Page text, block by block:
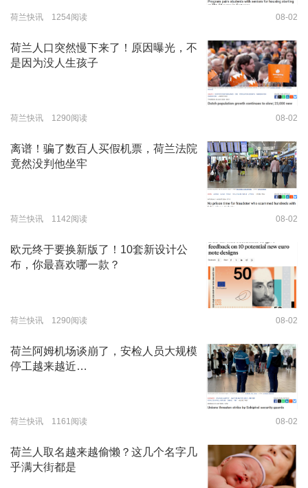
荷兰快讯 1254阅读 08-02
荷兰人口突然慢下来了！原因曝光，不
是因为没人生孩子
荷兰快讯 1290阅读 08-02
离谱！骗了数百人买假机票，荷兰法院
竟然没判他坐牢
荷兰快讯 1142阅读 08-02
欧元终于要换新版了！10套新设计公
布，你最喜欢哪一款？
荷兰快讯 1290阅读 08-02
荷兰阿姆机场谈崩了，安检人员大规模
停工越来越近…
荷兰快讯 1161阅读 08-02
荷兰人取名越来越偷懒？这几个名字几
乎满大街都是